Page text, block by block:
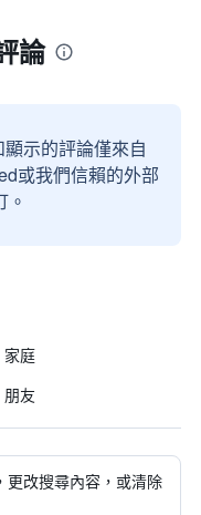
論
示的評論僅來自
或我們信賴的外部
家庭
朋友
更改搜尋內容，或清除